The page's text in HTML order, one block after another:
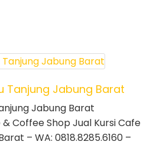
Tanjung Jabung Barat
Jabung Barat
Coffee Shop Jual Kursi Cafe
– WA: 0818.8285.6160 –